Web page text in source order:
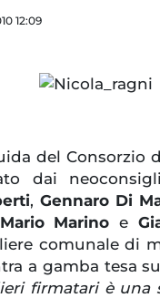
12:09
del Consorzio
dai
, Gennaro Di
Mario Marino e
comunale di
a gamba tesa
firmatari è una